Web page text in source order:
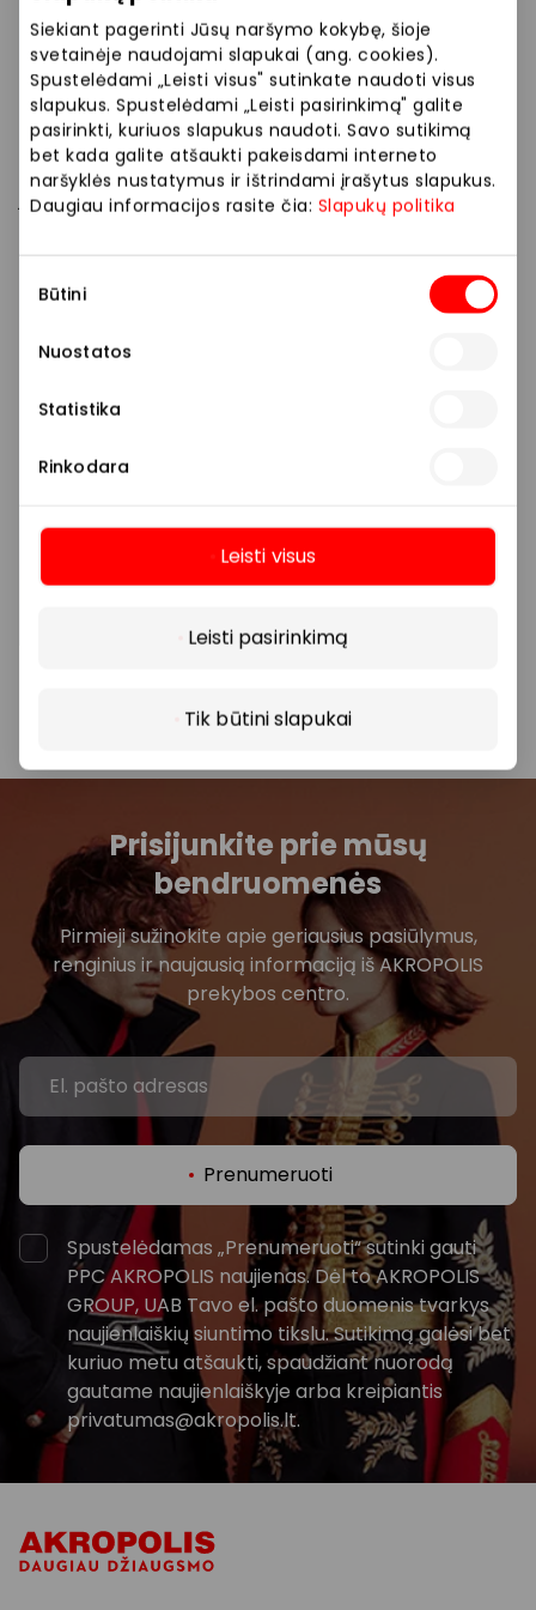
Siekiant pagerinti Jūsų naršymo kokybę, šioje
svetainėje naudojami slapukai (ang. cookies).
Spustelėdami „Leisti visus" sutinkate naudoti visus
slapukus. Spustelėdami „Leisti pasirinkimą" galite
pasirinkti, kuriuos slapukus naudoti. Savo sutikimą
bet kada galite atšaukti pakeisdami interneto
naršyklės nustatymus ir ištrindami įrašytus slapukus.
Daugiau informacijos rasite čia: Slapukų politika
pasirinkimas
Būtini
Nuostatos
Statistika
Rinkodara
Leisti visus
Leisti pasirinkimą
Tik būtini slapukai
pirkėjams galios 100 % kokybiškų akinių garantija, kuri
suteikia išskirtinius privalumus:
nemokamą 30 dienų akinių keitimą – būkite ramūs
dėl savo pasirinkimo, jei dėl kokių nors priežasčių
nebūsite visiškai patenkinti dėl savo įsigytų akinių,
juos įsipareigojame pakeisti į kitus. Mums svarbiausia
Nemokamą akinių priežiūrą – smulkų remontą ir
akinių valymą atliksime nemokamai visą akinių
Užtikriname, kad Jūsų pasirinkti akiniai yra
Suteikiame žemos kainos garantiją!
VISION EXPRESS – Jūsų akinių ekspertai.
galioja tik perkant pilną korekcinių akinių komplektą
(rėmeliai + lęšiai) ir gaminant akinius VISION EXPRESS
kolekcijoms, negalioja ESSILOR STELLEST is HOYA
MiYOSMART akinių lęšiams. Nuolaidos nesumuojamos.
Prisijunkite prie mūsų
bendruomenės
Pirmieji sužinokite apie geriausius pasiūlymus,
renginius ir naujausią informaciją iš AKROPOLIS
prekybos centro.
Prenumeruoti
Spustelėdamas „Prenumeruoti“ sutinki gauti
PPC AKROPOLIS naujienas. Dėl to AKROPOLIS
GROUP, UAB Tavo el. pašto duomenis tvarkys
naujienlaiškių siuntimo tikslu. Sutikimą galėsi bet
kuriuo metu atšaukti, spaudžiant nuorodą
gautame naujienlaiškyje arba kreipiantis
privatumas@akropolis.lt.
Daugiau